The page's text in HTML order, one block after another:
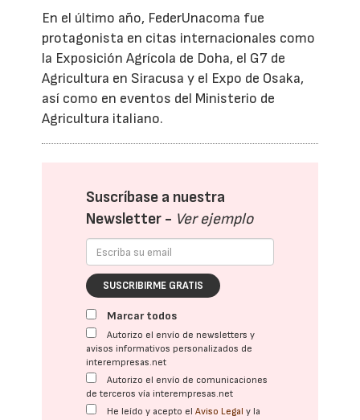
En el último año, FederUnacoma fue
protagonista en citas internacionales como
la Exposición Agrícola de Doha, el G7 de
Agricultura en Siracusa y el Expo de Osaka,
así como en eventos del Ministerio de
Agricultura italiano.
Suscríbase a nuestra
Newsletter - Ver ejemplo
SUSCRIBIRME GRATIS
Marcar todos
Autorizo el envío de newsletters y
avisos informativos personalizados de
interempresas.net
Autorizo el envío de comunicaciones
de terceros vía interempresas.net
He leído y acepto elAviso Legal y la